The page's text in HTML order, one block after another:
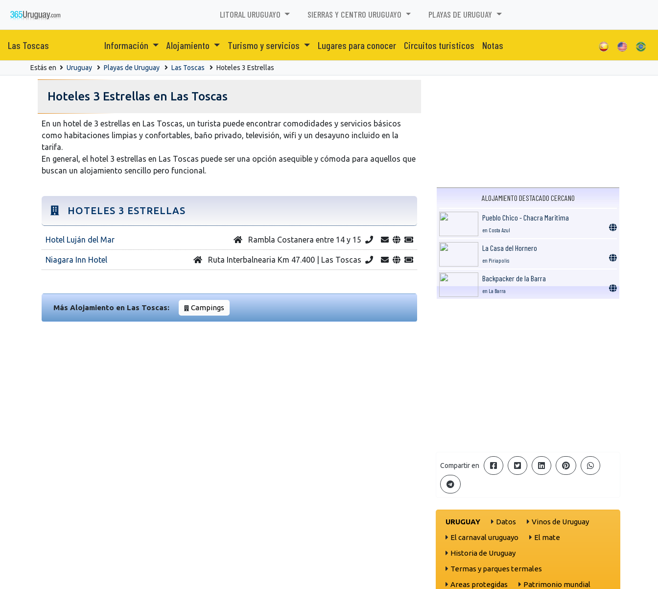
LITORAL URUGUAYO SIERRAS Y CENTRO URUGUAYO PLAYAS DE URUGUAY
Las Toscas Información Alojamiento Turismo y servicios Lugares para conocer Circuitos turisticos Notas
Estás en Uruguay Playas de Uruguay Las Toscas Hoteles 3 Estrellas
Hoteles 3 Estrellas en Las Toscas
En un hotel de 3 estrellas en Las Toscas, un turista puede encontrar comodidades y servicios básicos
como habitaciones limpias y confortables, baño privado, televisión, wifi y un desayuno incluido en la
tarifa.
En general, el hotel 3 estrellas en Las Toscas puede ser una opción asequible y cómoda para aquellos que
buscan un alojamiento sencillo pero funcional.
HOTELES 3 ESTRELLAS
Hotel Luján del Mar Rambla Costanera entre 14 y 15
Niagara Inn Hotel Ruta Interbalnearia Km 47.400 | Las Toscas
Más Alojamiento en Las Toscas: Campings
ALOJAMIENTO DESTACADO CERCANO
Pueblo Chico - Chacra Maritima
en Costa Azul
La Casa del Hornero
en Piriapolis
Backpacker de la Barra
en La Barra
Compartir en
URUGUAY Datos
Vinos de Uruguay
El carnaval uruguayo
El mate
Historia de Uruguay
Termas y parques termales
Areas protegidas
Patrimonio mundial